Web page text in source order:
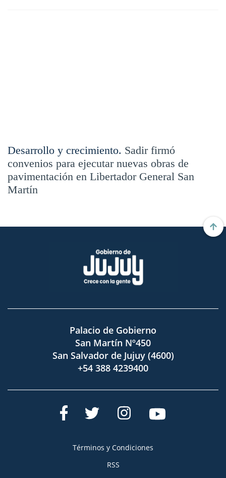
Desarrollo y crecimiento. Sadir firmó
convenios para ejecutar nuevas obras de
pavimentación en Libertador General San
Martín
Palacio de Gobierno
San Martín Nº450
San Salvador de Jujuy (4600)
+54 388 4239400
Términos y Condiciones
RSS